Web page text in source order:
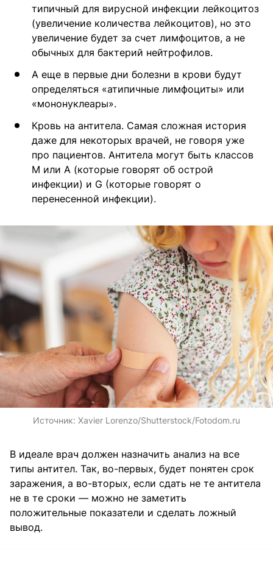
типичный для вирусной инфекции лейкоцитоз
(увеличение количества лейкоцитов), но это
увеличение будет за счет лимфоцитов, а не
обычных для бактерий нейтрофилов.
А еще в первые дни болезни в крови будут
определяться «атипичные лимфоциты» или
«мононуклеары».
Кровь на антитела. Самая сложная история
даже для некоторых врачей, не говоря уже
про пациентов. Антитела могут быть классов
М или А (которые говорят об острой
инфекции) и G (которые говорят о
перенесенной инфекции).
Источник: Xavier Lorenzo/Shutterstock/Fotodom.ru
В идеале врач должен назначить анализ на все
типы антител. Так, во-первых, будет понятен срок
заражения, а во-вторых, если сдать не те антитела
не в те сроки — можно не заметить
положительные показатели и сделать ложный
вывод.